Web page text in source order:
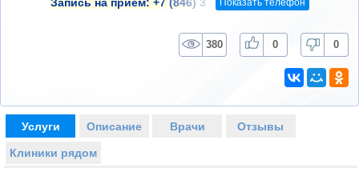
Запись на прием: +7 (846) 3
380 0 0
Услуги Описание Врачи Отзывы
Клиники рядом